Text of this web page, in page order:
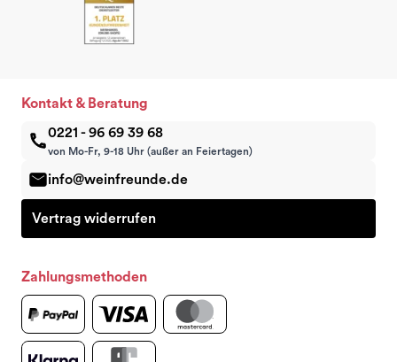
Kontakt & Beratung
0221 - 96 69 39 68
von Mo-Fr, 9-18 Uhr (außer an Feiertagen)
info@weinfreunde.de
Vertrag widerrufen
Zahlungsmethoden